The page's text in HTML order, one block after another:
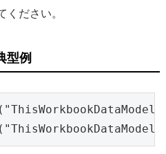
ください。
型例